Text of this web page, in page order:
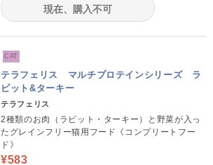
現在、購入不可
CAT
テラフェリス マルチプロテインシリーズ ラ
ビット&ターキー
テラフェリス
2種類のお肉（ラビット・ターキー）と野菜が入っ
たグレインフリー猫用フード《コンプリートフー
ド》
¥583